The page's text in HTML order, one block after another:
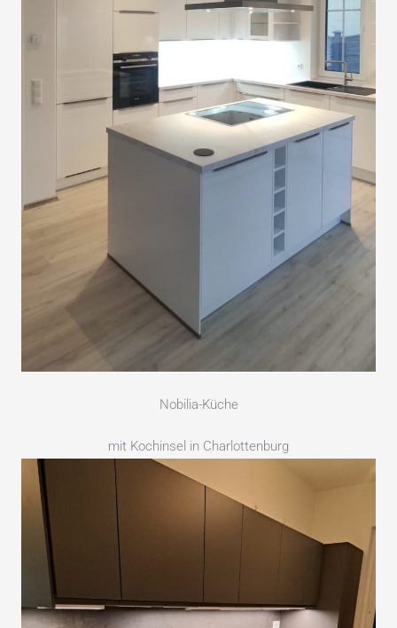
Nobilia-Küche
mit Kochinsel in Charlottenburg